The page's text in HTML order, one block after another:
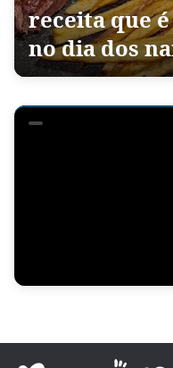
receita que
no dia dos